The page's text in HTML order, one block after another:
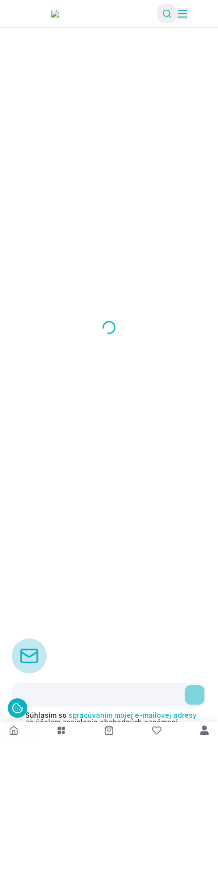
Súhlasím so spracúvaním mojej e-mailovej adresy
za účelom zasielania obchodných oznámení
(newsletterov) v súlade s čl. 6 ods. 1 písm. a)
Nariadenia GDPR. Svoj súhlas môžem kedykoľvek